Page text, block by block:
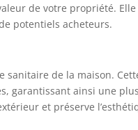
de votre propriété. Elle
potentiels acheteurs.
sanitaire de la maison.
garantissant ainsi une plus
et préserve